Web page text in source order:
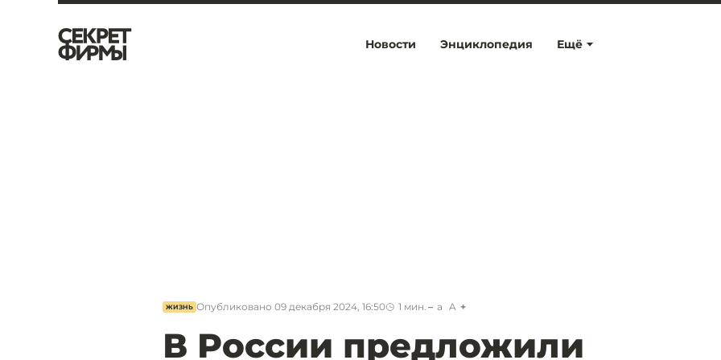
Ещё
Новости Энциклопедия
ЖИЗНЬ Опубликовано 09 декабря 2024, 16:50 1 мин. a A
В России предложили